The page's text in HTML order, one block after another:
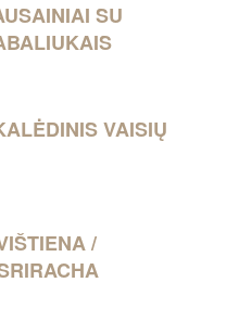
SU
VAISIŲ
/